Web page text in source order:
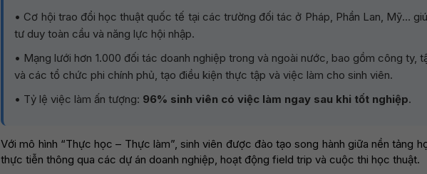
• Cơ hội trao đổi học thuật quốc tế tại các trường đối tác ở Pháp, Phần Lan, Mỹ…
tư duy toàn cầu và năng lực hội nhập.
• Mạng lưới hơn 1.000 đối tác doanh nghiệp trong và ngoài nước, bao gồm công ty,
và các tổ chức phi chính phủ, tạo điều kiện thực tập và việc làm cho sinh viên.
• Tỷ lệ việc làm ấn tượng: 96% sinh viên có việc làm ngay sau khi tốt nghiệp.
Với mô hình “Thực học – Thực làm”, sinh viên được đào tạo song hành giữa nền tảng
thực tiễn thông qua các dự án doanh nghiệp, hoạt động field trip và cuộc thi học thuật.